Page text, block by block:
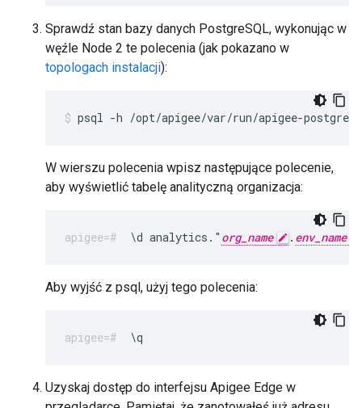
Sprawdź stan bazy danych PostgreSQL, wykonując w
węźle Node 2 te polecenia (jak pokazano w
topologach instalacji):
psql -h /opt/apigee/var/run/apigee-
W wierszu polecenia wpisz następujące polecenie,
aby wyświetlić tabelę analityczną organizacja:
\d analytics." org_name . env_name
Aby wyjść z psql, użyj tego polecenia:
\q
Uzyskaj dostęp do interfejsu Apigee Edge w